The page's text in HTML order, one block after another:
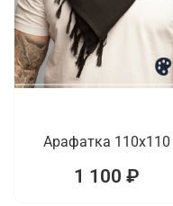
Арафатка 110x110
1 100 ₽